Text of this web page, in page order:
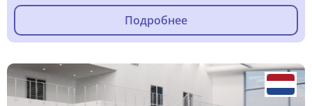
Подробнее